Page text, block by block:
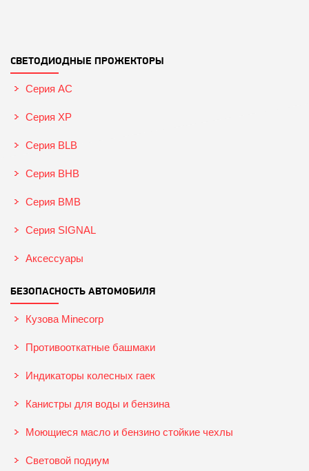
СВЕТОДИОДНЫЕ ПРОЖЕКТОРЫ
Серия AC
Серия XP
Серия BLB
Серия BHB
Серия BMB
Серия SIGNAL
Аксессуары
БЕЗОПАСНОСТЬ АВТОМОБИЛЯ
Кузова Minecorp
Противооткатные башмаки
Индикаторы колесных гаек
Канистры для воды и бензина
Моющиеся масло и бензино стойкие чехлы
Световой подиум